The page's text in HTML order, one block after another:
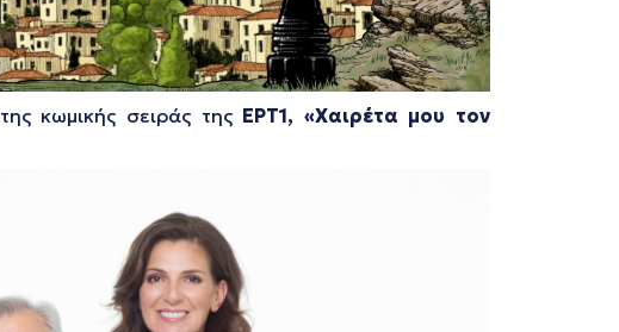
της κωμικής σειράς τηςΕΡΤ1, «Χαιρέτα μου τον